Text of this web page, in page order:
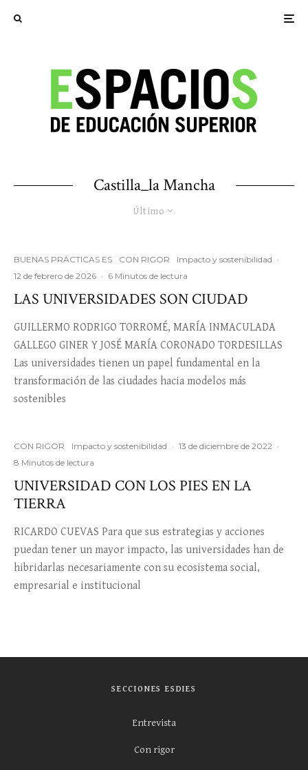
Castilla_la Mancha
Último
BUENAS PRÁCTICAS ES CON RIGOR Impacto y sostenibilidad ·
12 de febrero de 2026 · 6 Minutos de lectura
LAS UNIVERSIDADES SON CIUDAD
GUILLERMO RODRIGO TORROMÉ, MARÍA INMACULADA
GALLEGO GINER Y JOSÉ MARÍA CORONADO TORDESILLAS
Las universidades tienen un papel fundamental en la
transformación de las ciudades hacia modelos más
sostenibles
CON RIGOR Impacto y sostenibilidad · 13 de diciembre de 2022 ·
8 Minutos de lectura
UNIVERSIDAD CON LOS PIES EN LA
TIERRA
RICARDO CUEVAS Para que sus estrategias y acciones
puedan tener un mayor impacto, las universidades han de
hibridarlas necesariamente con su ecosistema social,
empresarial e institucional
SECCIONES ESDIES
Entrevista
Con rigor